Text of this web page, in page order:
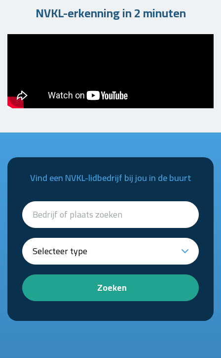
NVKL-erkenning in 2 minuten
Vind een NVKL-lidbedrijf bij jou in de buurt
Zoeken